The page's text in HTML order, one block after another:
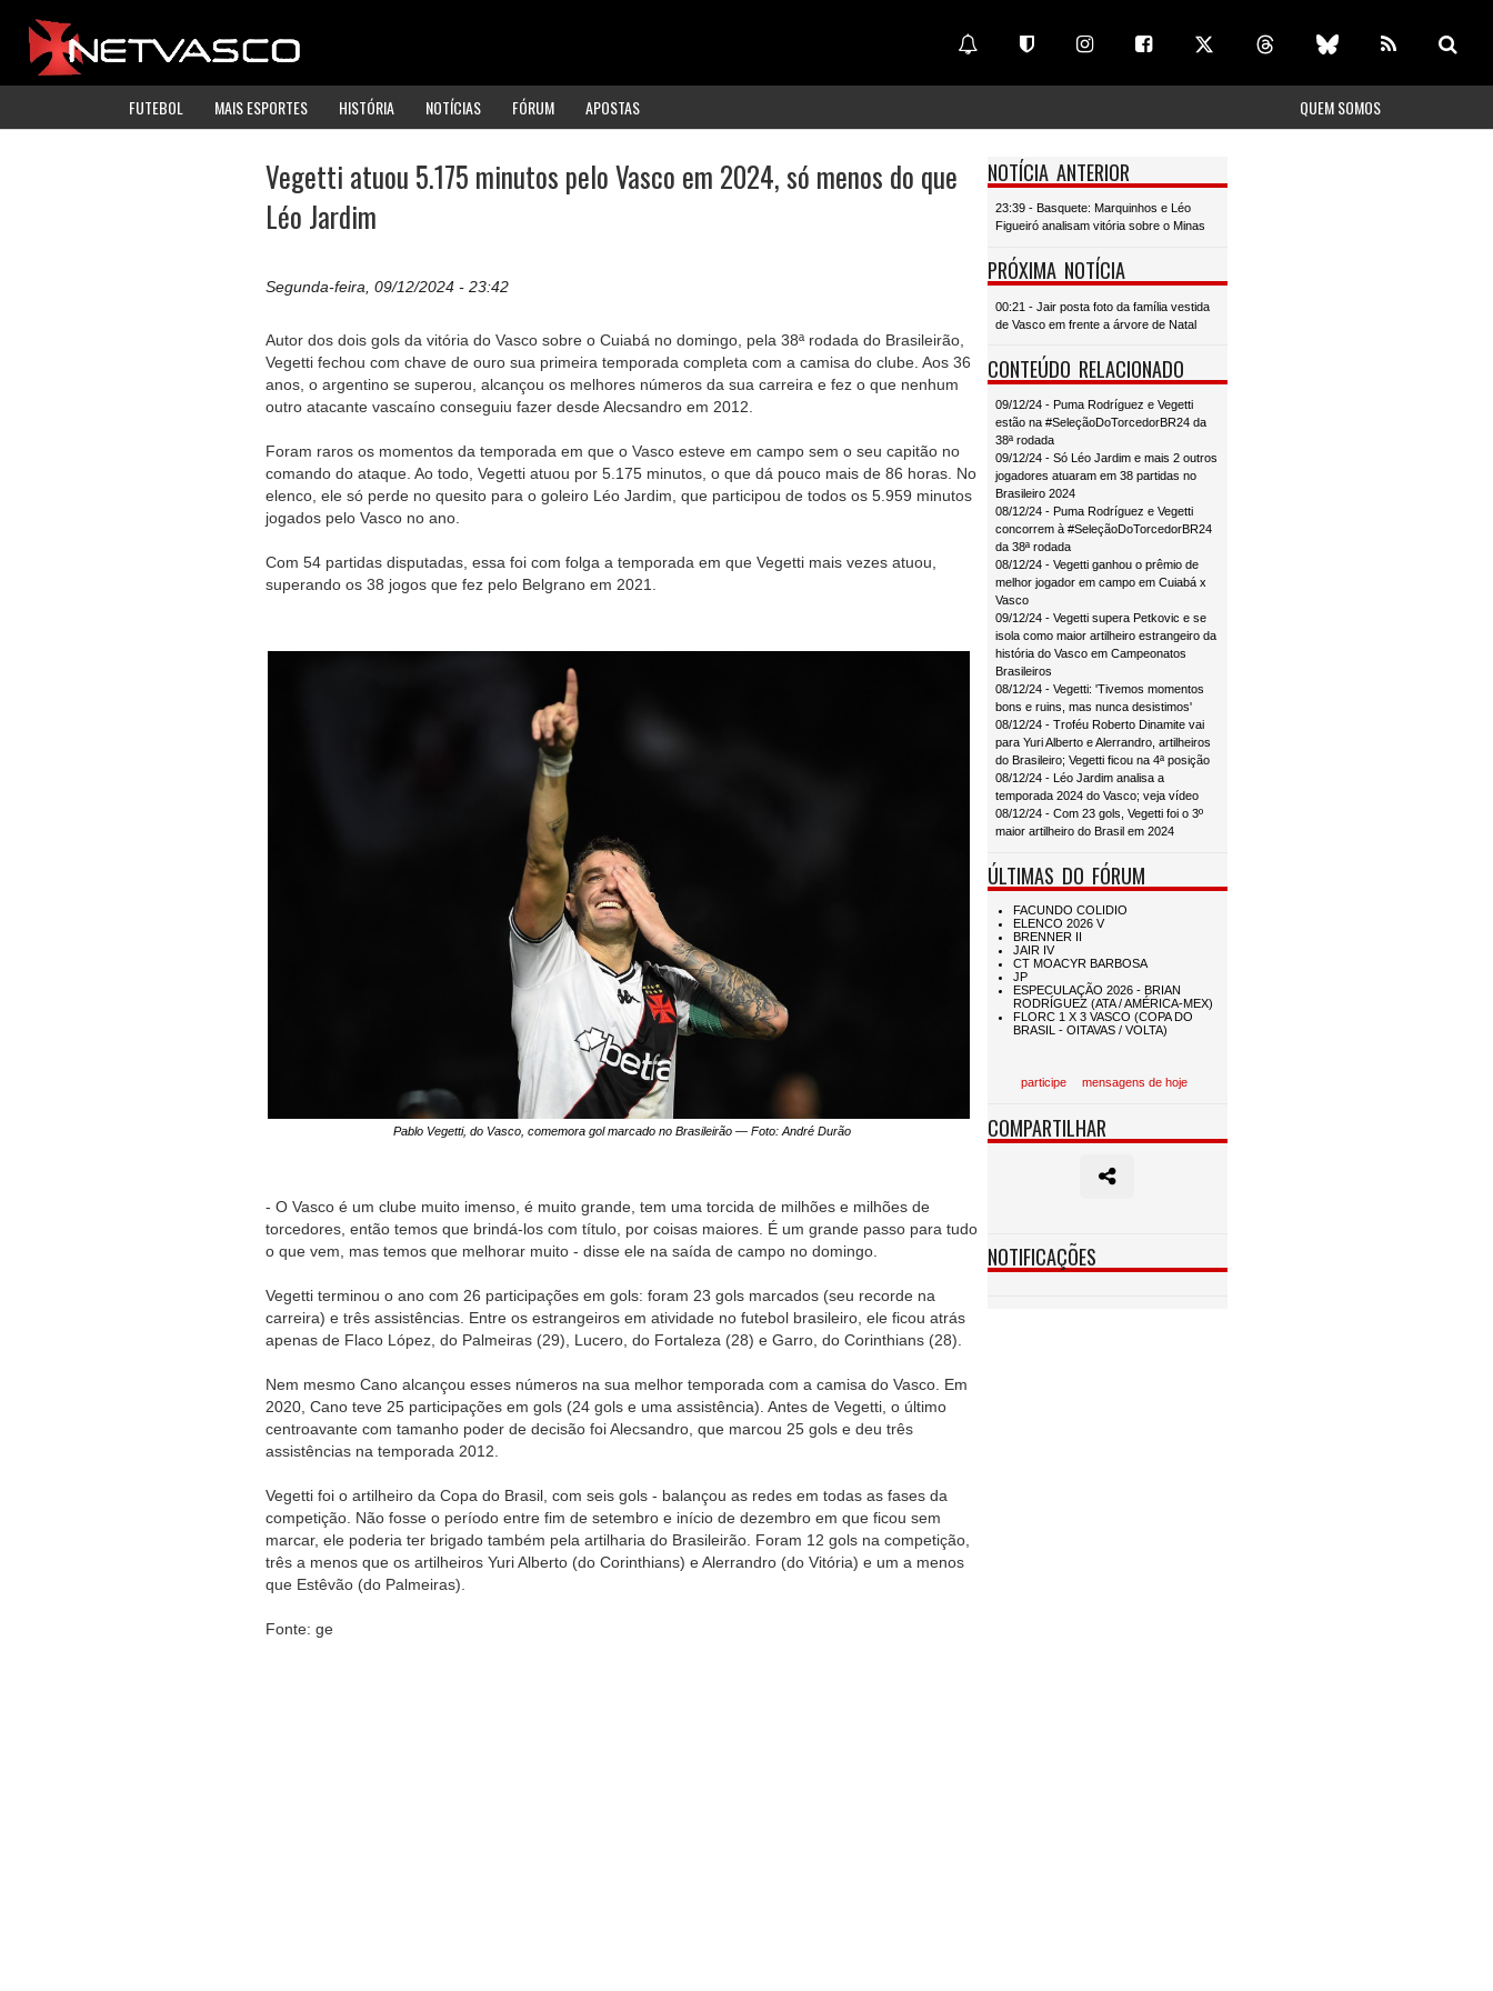
FUTEBOL MAIS ESPORTES HISTÓRIA NOTÍCIAS FÓRUM APOSTAS QUEM SOMOS
Vegetti atuou 5.175 minutos pelo Vasco em 2024, só menos do que
Léo Jardim
Segunda-feira, 09/12/2024 - 23:42
Autor dos dois gols da vitória do Vasco sobre o Cuiabá no domingo, pela 38ª rodada do Brasileirão,
Vegetti fechou com chave de ouro sua primeira temporada completa com a camisa do clube. Aos 36
anos, o argentino se superou, alcançou os melhores números da sua carreira e fez o que nenhum
outro atacante vascaíno conseguiu fazer desde Alecsandro em 2012.
Foram raros os momentos da temporada em que o Vasco esteve em campo sem o seu capitão no
comando do ataque. Ao todo, Vegetti atuou por 5.175 minutos, o que dá pouco mais de 86 horas. No
elenco, ele só perde no quesito para o goleiro Léo Jardim, que participou de todos os 5.959 minutos
jogados pelo Vasco no ano.
Com 54 partidas disputadas, essa foi com folga a temporada em que Vegetti mais vezes atuou,
superando os 38 jogos que fez pelo Belgrano em 2021.
Pablo Vegetti, do Vasco, comemora gol marcado no Brasileirão — Foto: André Durão
- O Vasco é um clube muito imenso, é muito grande, tem uma torcida de milhões e milhões de
torcedores, então temos que brindá-los com título, por coisas maiores. É um grande passo para tudo
o que vem, mas temos que melhorar muito - disse ele na saída de campo no domingo.
Vegetti terminou o ano com 26 participações em gols: foram 23 gols marcados (seu recorde na
carreira) e três assistências. Entre os estrangeiros em atividade no futebol brasileiro, ele ficou atrás
apenas de Flaco López, do Palmeiras (29), Lucero, do Fortaleza (28) e Garro, do Corinthians (28).
Nem mesmo Cano alcançou esses números na sua melhor temporada com a camisa do Vasco. Em
2020, Cano teve 25 participações em gols (24 gols e uma assistência). Antes de Vegetti, o último
centroavante com tamanho poder de decisão foi Alecsandro, que marcou 25 gols e deu três
assistências na temporada 2012.
Vegetti foi o artilheiro da Copa do Brasil, com seis gols - balançou as redes em todas as fases da
competição. Não fosse o período entre fim de setembro e início de dezembro em que ficou sem
marcar, ele poderia ter brigado também pela artilharia do Brasileirão. Foram 12 gols na competição,
três a menos que os artilheiros Yuri Alberto (do Corinthians) e Alerrandro (do Vitória) e um a menos
que Estêvão (do Palmeiras).
Fonte: ge
NOTÍCIA ANTERIOR
23:39 - Basquete: Marquinhos e Léo
Figueiró analisam vitória sobre o Minas
PRÓXIMA NOTÍCIA
00:21 - Jair posta foto da família vestida
de Vasco em frente a árvore de Natal
CONTEÚDO RELACIONADO
09/12/24 - Puma Rodríguez e Vegetti
estão na #SeleçãoDoTorcedorBR24 da
38ª rodada
09/12/24 - Só Léo Jardim e mais 2 outros
jogadores atuaram em 38 partidas no
Brasileiro 2024
08/12/24 - Puma Rodríguez e Vegetti
concorrem à #SeleçãoDoTorcedorBR24
da 38ª rodada
08/12/24 - Vegetti ganhou o prêmio de
melhor jogador em campo em Cuiabá x
Vasco
09/12/24 - Vegetti supera Petkovic e se
isola como maior artilheiro estrangeiro da
história do Vasco em Campeonatos
Brasileiros
08/12/24 - Vegetti: 'Tivemos momentos
bons e ruins, mas nunca desistimos'
08/12/24 - Troféu Roberto Dinamite vai
para Yuri Alberto e Alerrandro, artilheiros
do Brasileiro; Vegetti ficou na 4ª posição
08/12/24 - Léo Jardim analisa a
temporada 2024 do Vasco; veja vídeo
08/12/24 - Com 23 gols, Vegetti foi o 3º
maior artilheiro do Brasil em 2024
ÚLTIMAS DO FÓRUM
participe mensagens de hoje
COMPARTILHAR
NOTIFICAÇÕES